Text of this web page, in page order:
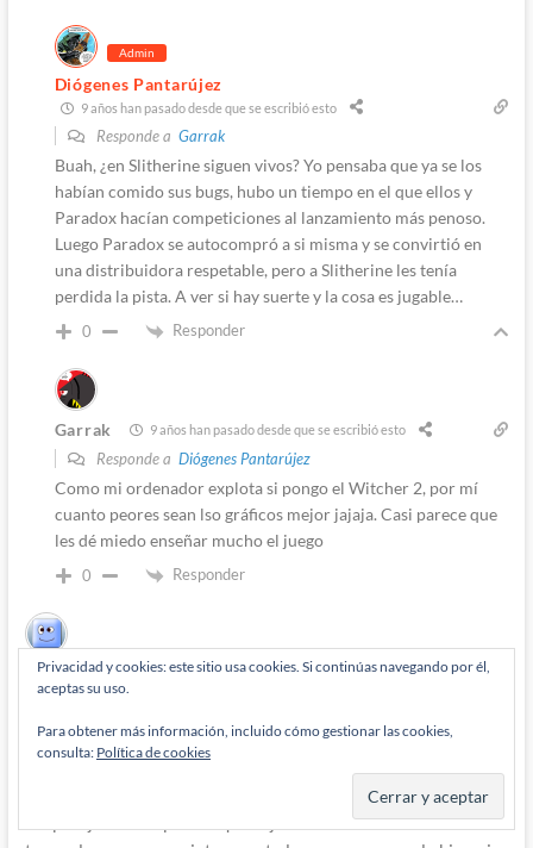
Admin
Diógenes Pantarújez
9 años han pasado desde que se escribió esto
Responde a Garrak
Buah, ¿en Slitherine siguen vivos? Yo pensaba que ya se los
habían comido sus bugs, hubo un tiempo en el que ellos y
Paradox hacían competiciones al lanzamiento más penoso.
Luego Paradox se autocompró a si misma y se convirtió en
una distribuidora respetable, pero a Slitherine les tenía
perdida la pista. A ver si hay suerte y la cosa es jugable…
0 Responder
Garrak 9 años han pasado desde que se escribió esto
Responde a Diógenes Pantarújez
Como mi ordenador explota si pongo el Witcher 2, por mí
cuanto peores sean lso gráficos mejor jajaja. Casi parece que
les dé miedo enseñar mucho el juego
0 Responder
Pepito Pérez 9 años han pasado desde que se escribió esto
únicamente el GL de Johns, por lo que no puedo hablar
demasiado sobre el personaje teniendo tan poca lectura.
Tengo entendido que el cambio entre Hal y Ryner fue bastante
desprolijo. No me parece que la justificación de Parallax fuera
Privacidad y cookies: este sitio usa cookies. Si continúas navegando por él,
aceptas su uso.
Para obtener más información, incluido cómo gestionar las cookies,
consulta: Política de cookies